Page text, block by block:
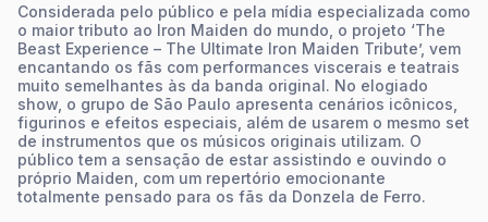
Considerada pelo público e pela mídia especializada como
o maior tributo ao Iron Maiden do mundo, o projeto ‘The
Beast Experience – The Ultimate Iron Maiden Tribute’, vem
encantando os fãs com performances viscerais e teatrais
muito semelhantes às da banda original. No elogiado
show, o grupo de São Paulo apresenta cenários icônicos,
figurinos e efeitos especiais, além de usarem o mesmo set
de instrumentos que os músicos originais utilizam. O
público tem a sensação de estar assistindo e ouvindo o
próprio Maiden, com um repertório emocionante
totalmente pensado para os fãs da Donzela de Ferro.